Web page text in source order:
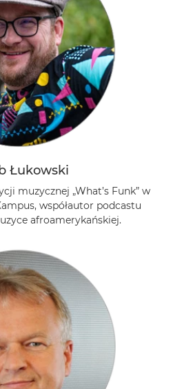
Łukowski
muzycznej „What’s Funk” w
współautor podcastu
afroamerykańskiej.